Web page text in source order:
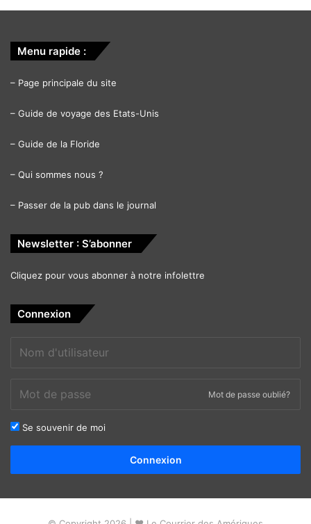
Menu rapide :
– Page principale du site
– Guide de voyage des Etats-Unis
– Guide de la Floride
– Qui sommes nous ?
– Passer de la pub dans le journal
Newsletter : S’abonner
Cliquez pour vous abonner à notre infolettre
Connexion
Mot de passe oublié?
Se souvenir de moi
Connexion